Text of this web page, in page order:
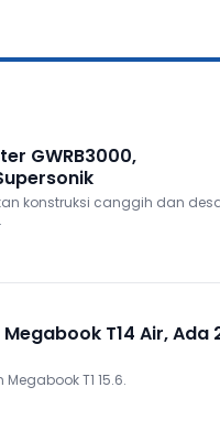
GWRB3000,
konstruksi canggih dan
T14 Air, Ada
T1 15.6.